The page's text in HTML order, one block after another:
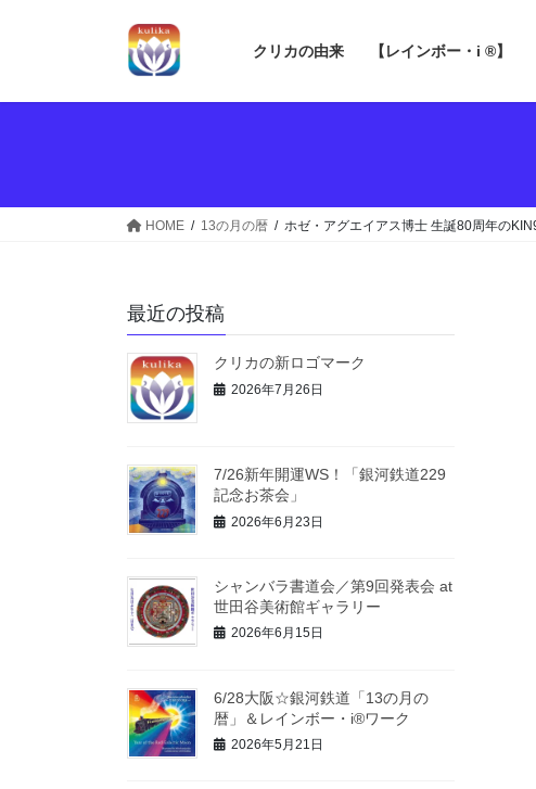
クリカの由来 【レインボー・i ®】
HOME 13の月の暦 ホゼ・アグエイアス博士 生誕80周年の
最近の投稿
クリカの新ロゴマーク
2026年7月26日
7/26新年開運WS！「銀河鉄道229
記念お茶会」
2026年6月23日
シャンバラ書道会／第9回発表会 at
世田谷美術館ギャラリー
2026年6月15日
6/28大阪☆銀河鉄道「13の月の
暦」＆レインボー・i®ワーク
2026年5月21日